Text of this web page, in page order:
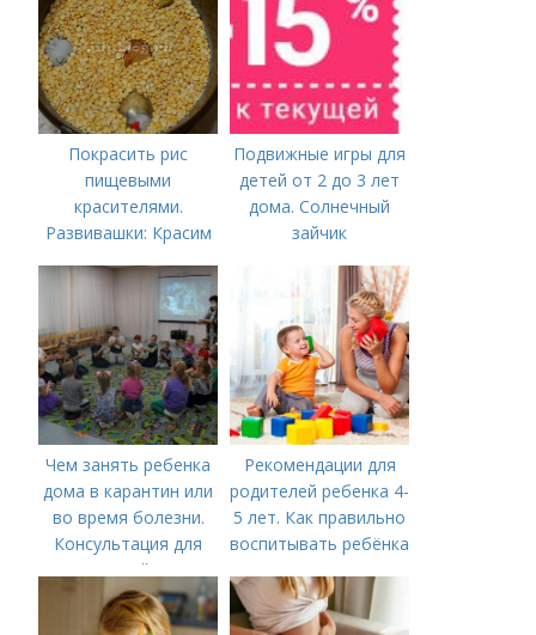
Покрасить рис
пищевыми
красителями.
Развивашки: Красим
сенсорных
коробочек.
Подвижные игры для
детей от 2 до 3 лет
дома. Солнечный
зайчик
Чем занять ребенка
дома в карантин или
во время болезни.
Консультация для
родителей «Чем
занять ребенка в дни
болезни или
Рекомендации для
родителей ребенка 4-
5 лет. Как правильно
воспитывать ребёнка